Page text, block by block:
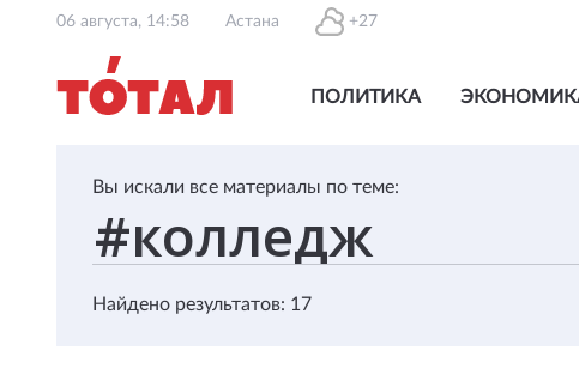
06 августа, 14:58 Астана +27
ПОЛИТИКА
Вы искали все материалы по теме:
Найдено результатов: 17